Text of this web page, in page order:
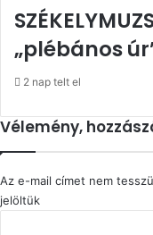
„plébános
2 nap telt el
Vélemény,
Az e-mail címet nem
jelöltük